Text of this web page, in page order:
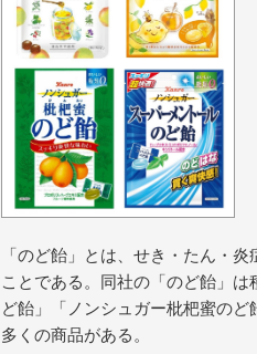
「のど飴」とは、せき・たん・
ことである。同社の「のど飴」
ど飴」「ノンシュガー枇杷蜜の
多くの商品がある。